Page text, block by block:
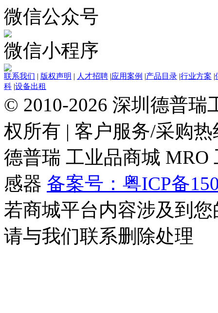
微信公众号
微信小程序
联系我们 | 版权声明 | 人才招聘 |应用案例 |产品目录 |行业方案 |
科 |设备出租
© 2010-2026 深圳德普瑞
权所有 | 客户服务/采购热
德普瑞 工业品商城 MRO
感器 备案号：粤ICP备
若商城平台内容涉及到
请与我们联系删除处理